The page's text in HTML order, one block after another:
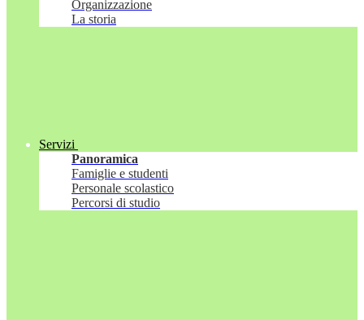
Organizzazione
La storia
Servizi
Panoramica
Famiglie e studenti
Personale scolastico
Percorsi di studio